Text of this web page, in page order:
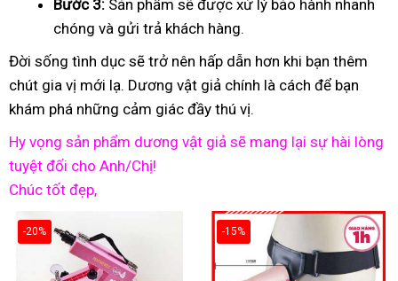
Bước 3: Sản phẩm sẽ được xử lý bảo hành nhanh
chóng và gửi trả khách hàng.
Đời sống tình dục sẽ trở nên hấp dẫn hơn khi bạn thêm
chút gia vị mới lạ. Dương vật giả chính là cách để bạn
khám phá những cảm giác đầy thú vị.
Hy vọng sản phẩm dương vật giả sẽ mang lại sự hài lòng
tuyệt đối cho Anh/Chị!
Chúc tốt đẹp,
-20% -15%